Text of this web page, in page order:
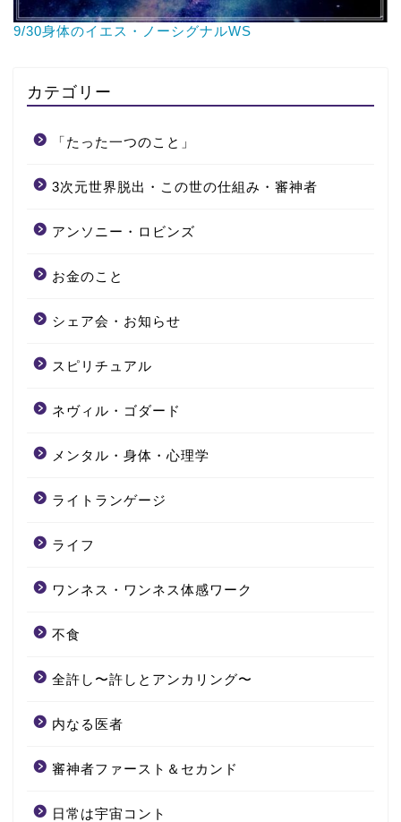
9/30身体のイエス・ノーシグナルWS
カテゴリー
「たった一つのこと」
3次元世界脱出・この世の仕組み・審神者
アンソニー・ロビンズ
お金のこと
シェア会・お知らせ
スピリチュアル
ネヴィル・ゴダード
メンタル・身体・心理学
ライトランゲージ
ライフ
ワンネス・ワンネス体感ワーク
不食
全許し〜許しとアンカリング〜
内なる医者
審神者ファースト＆セカンド
日常は宇宙コント